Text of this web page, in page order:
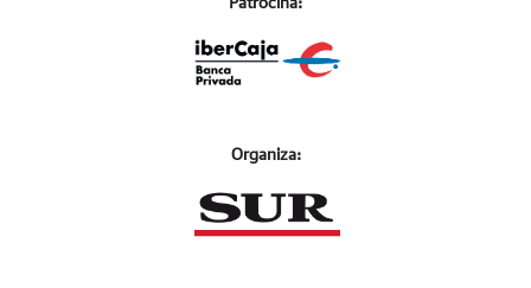
Patrocina:
Organiza: